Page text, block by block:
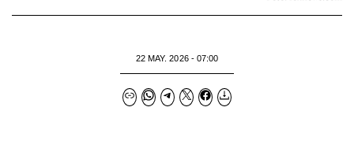
22 MAY. 2026 - 07:00